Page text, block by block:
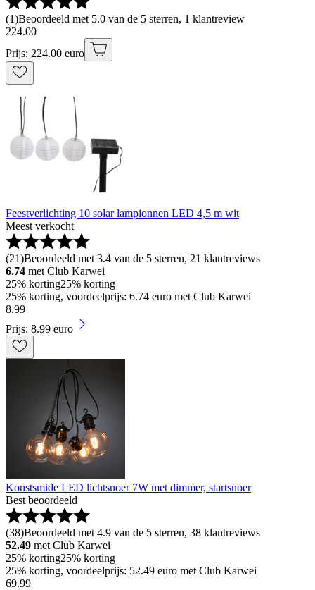
(1)Beoordeeld met 5.0 van de 5 sterren, 1 klantreview
224.00
Prijs: 224.00 euro
Feestverlichting 10 solar lampionnen LED 4,5 m wit
Meest verkocht
(21)Beoordeeld met 3.4 van de 5 sterren, 21 klantreviews
6.74 met Club Karwei
25% korting25% korting
25% korting, voordeelprijs: 6.74 euro met Club Karwei
8.99
Prijs: 8.99 euro
Konstsmide LED lichtsnoer 7W met dimmer, startsnoer
Best beoordeeld
(38)Beoordeeld met 4.9 van de 5 sterren, 38 klantreviews
52.49 met Club Karwei
25% korting25% korting
25% korting, voordeelprijs: 52.49 euro met Club Karwei
69.99